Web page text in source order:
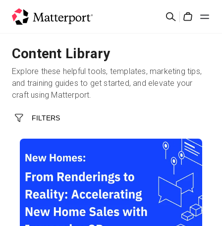
Buscar
Soluciones
Productos
Novedades
Contacto
Iniciar sesión
Content Library
Explore these helpful tools, templates, marketing tips,
and training guides to get started, and elevate your
craft using Matterport.
FILTERS